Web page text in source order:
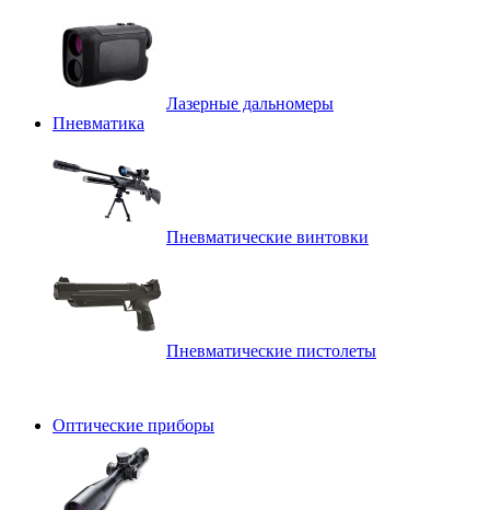
Лазерные дальномеры
Пневматика
Пневматические винтовки
Пневматические пистолеты
Оптические приборы